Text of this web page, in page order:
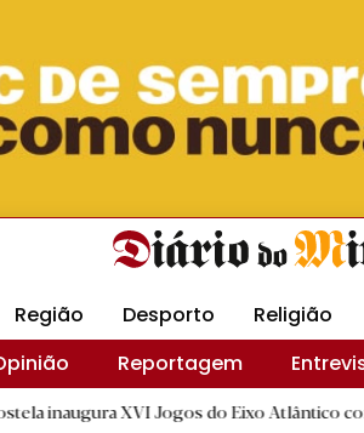
Revista Minha Gráfica DM
Região Desporto Religião
Reportagem
XVI Jogos do Eixo Atlântico com mais de